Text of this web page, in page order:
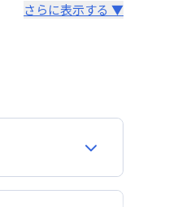
さらに表示する ▼